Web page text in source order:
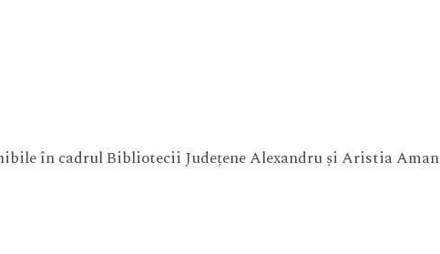
în cadrul Bibliotecii Județene Alexandru și Aristia Aman